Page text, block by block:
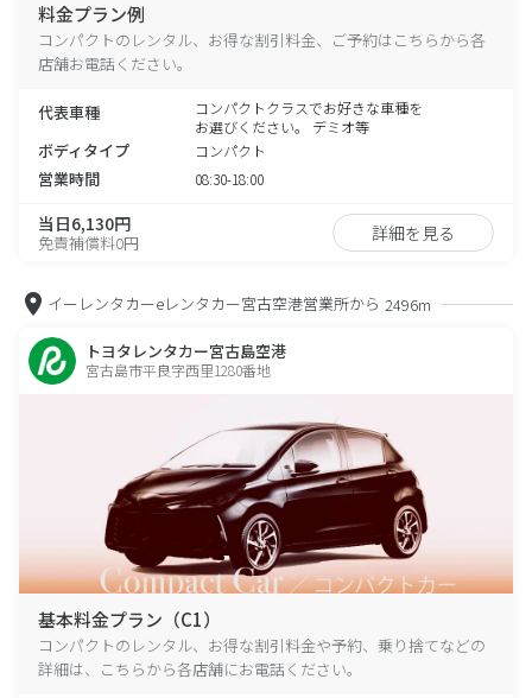
料金プラン例
コンパクトのレンタル、お得な割引料金、ご予約はこちらから各
店舗お電話ください。
代表車種
コンパクトクラスでお好きな車種を
お選びください。 デミオ等
ボディタイプ コンパクト
営業時間 08:30-18:00
当日6,130円
免責補償料0円 詳細を見る
イーレンタカーeレンタカー宮古空港営業所から 2496m
トヨタレンタカー宮古島空港
宮古島市平良字西里1280番地
基本料金プラン（C1）
コンパクトのレンタル、お得な割引料金や予約、乗り捨てなどの
詳細は、こちらから各店舗にお電話ください。